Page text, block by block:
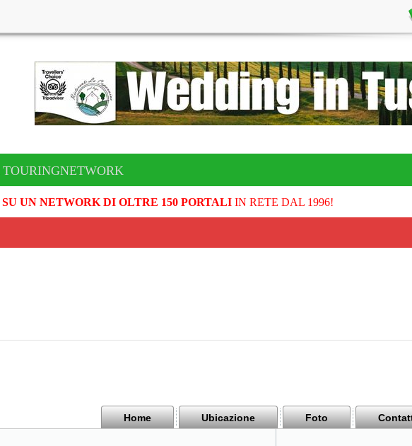
UN NETWORK DI OLTRE 150 PORTALIIN RETE DAL 1996!
Home Ubicazione Foto